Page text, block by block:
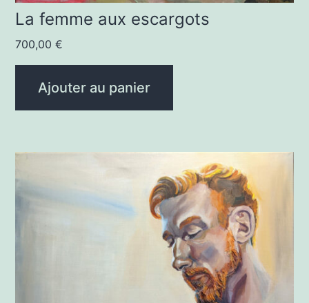
La femme aux escargots
700,00€
Ajouter au panier